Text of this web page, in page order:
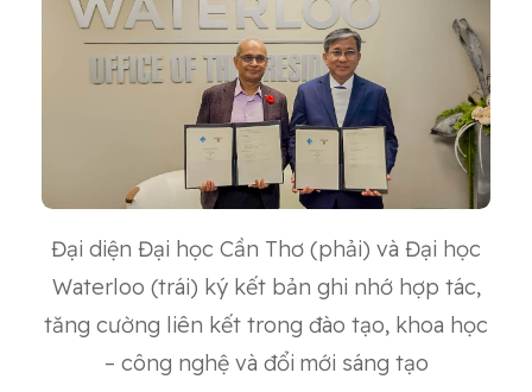
Đại diện Đại học Cần Thơ (phải) và Đại học
Waterloo (trái) ký kết bản ghi nhớ hợp tác,
tăng cường liên kết trong đào tạo, khoa học
– công nghệ và đổi mới sáng tạo